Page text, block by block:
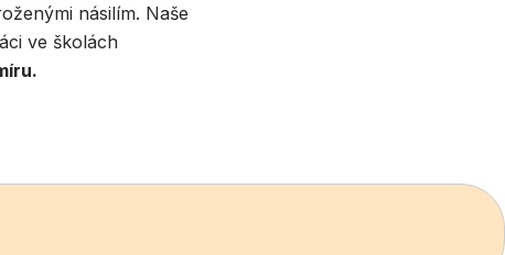
násilím. Naše
ve školách